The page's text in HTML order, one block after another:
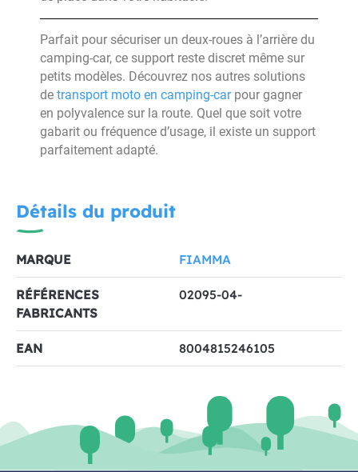
Parfait pour sécuriser un deux-roues à l’arrière du
camping-car, ce support reste discret même sur
petits modèles. Découvrez nos autres solutions
de transport moto en camping-carpour gagner
en polyvalence sur la route. Quel que soit votre
gabarit ou fréquence d’usage, il existe un support
parfaitement adapté.
Détails du produit
MARQUE FIAMMA
RÉFÉRENCES
FABRICANTS
02095-04-
EAN 8004815246105